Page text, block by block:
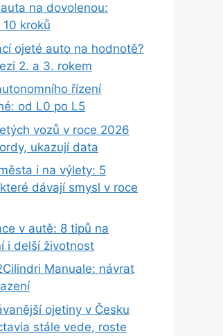
na dovolenou:
kroků
ojeté auto na hodnotě?
2. a 3. rokem
řízení
od L0 po L5
vozů v roce 2026
ukazují data
i na výlety: 5
dávají smysl v roce
v autě: 8 tipů na
i delší životnost
Manuale: návrat
ojetiny v Česku
stále vede, roste